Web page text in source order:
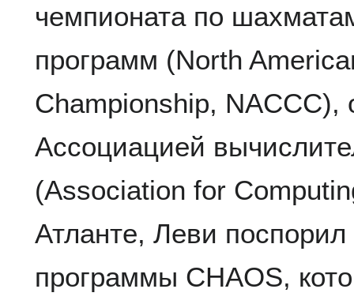
чемпионата по
программ (North
Championship, NACCC),
Ассоциацией
(Association for
Атланте, Леви
программы CHAOS,